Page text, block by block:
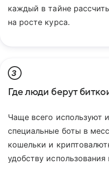
каждый в тайне
на росте курса.
3
Где люди берут
Чаще всего используют
специальные боты в
кошельки и
удобству